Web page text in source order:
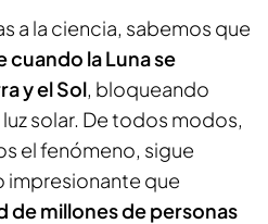
a la ciencia, sabemos que
cuando la Luna se
y el Sol, bloqueando
solar. De todos modos,
el fenómeno, sigue
impresionante que
de millones de personas